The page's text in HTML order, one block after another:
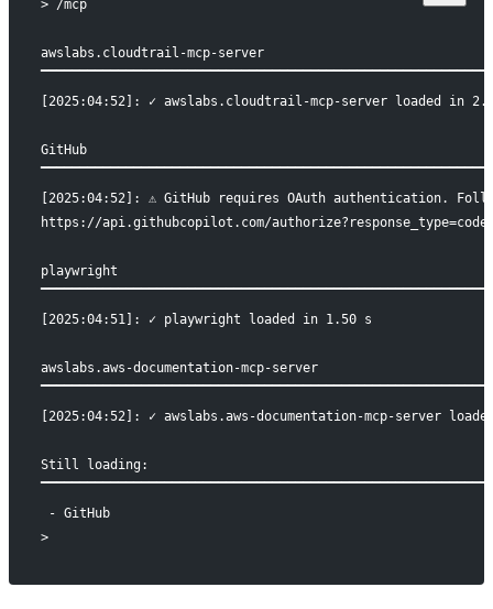
> /mcp
awslabs.cloudtrail-mcp-server
[2025:04:52]: ✓ awslabs.cloudtrail-mcp-server loaded in
GitHub
[2025:04:52]: ⚠ GitHub requires OAuth authentication.
https://api.githubcopilot.com/
playwright
[2025:04:51]: ✓ playwright loaded in 1.50 s
awslabs.aws-documentation-mcp-server
[2025:04:52]: ✓ awslabs.aws-documentation-mcp-server
Still loading:
- GitHub
>